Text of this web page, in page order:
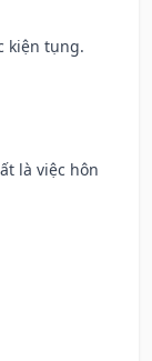
kiện tụng.
là việc hôn